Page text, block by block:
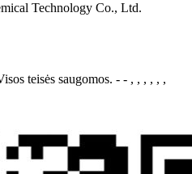
Technology Co., Ltd.
teisės saugomos. - - , , , , , ,